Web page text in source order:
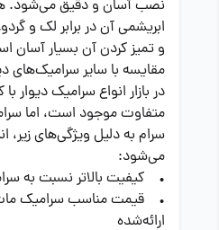
نصب آسان و دقیق می‌شود.
ابریشمی آن در برابر لک و
و تمیز کردن آن بسیار آسان
مقایسه با سایر سرامیک‌های
در بازار انواع سرامیک دیوار
متفاوت موجود است، اما
سرام به دلیل ویژگی‌های زیر،
می‌شود:
• کیفیت بالاتر نسبت به
• قیمت مناسب سرامیک
ارائه‌شده